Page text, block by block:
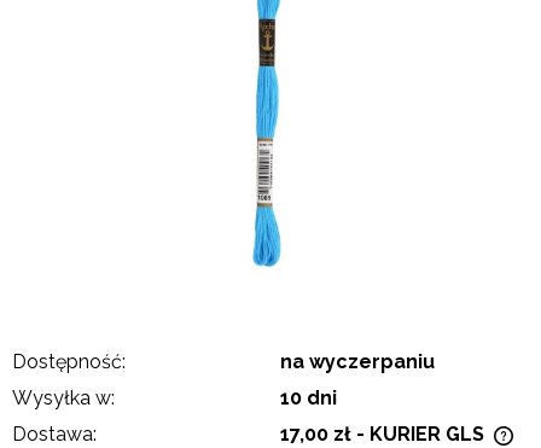
Dostępność:
na wyczerpaniu
Wysyłka w:
10 dni
Dostawa:
17,00 zł - KURIER GLS